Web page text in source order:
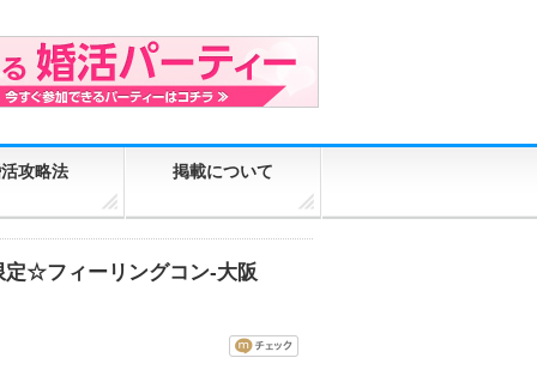
攻略法 掲載について
定☆フィーリングコン-大阪